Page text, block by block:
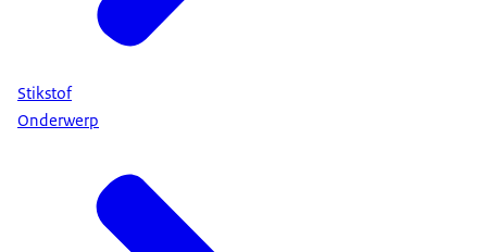
Stikstof
Onderwerp